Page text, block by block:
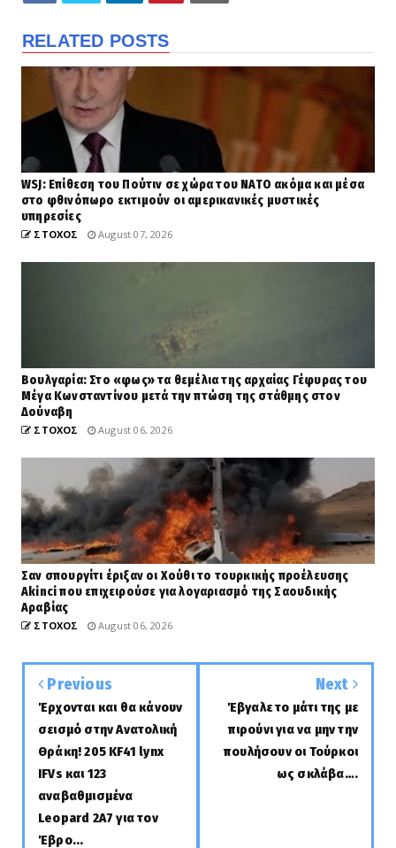
RELATED POSTS
WSJ: Επίθεση του Πούτιν σε χώρα του ΝΑΤΟ ακόμα και μέσα
στο φθινόπωρο εκτιμούν οι αμερικανικές μυστικές
υπηρεσίες
ΣΤΟΧΟΣ August 07, 2026
Βουλγαρία: Στο «φως» τα θεμέλια της αρχαίας Γέφυρας του
Μέγα Κωνσταντίνου μετά την πτώση της στάθμης στον
Δούναβη
ΣΤΟΧΟΣ August 06, 2026
Σαν σπουργίτι έριξαν οι Χούθι το τουρκικής προέλευσης
Akinci που επιχειρούσε για λογαριασμό της Σαουδικής
Αραβίας
ΣΤΟΧΟΣ August 06, 2026
Previous
Έρχονται και θα κάνουν
σεισμό στην Ανατολική
Θράκη! 205 KF41 lynx
IFVs και 123
αναβαθμισμένα
Leopard 2A7 για τον
Έβρο...
Next
Έβγαλε το μάτι της με
πιρούνι για να μην την
πουλήσουν οι Τούρκοι
ως σκλάβα….